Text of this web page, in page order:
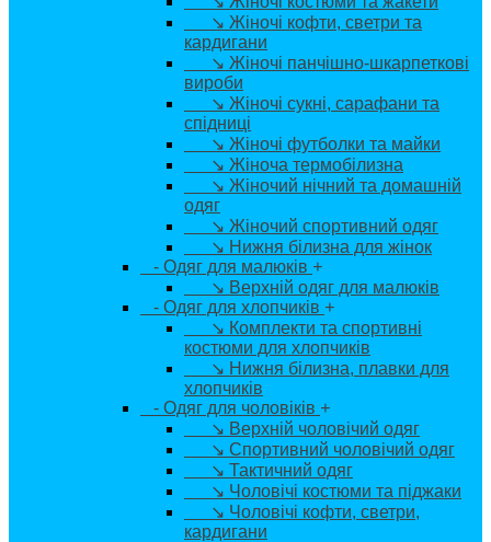
↘ Жіночі кофти, светри та
кардигани
↘ Жіночі панчішно-шкарпеткові
вироби
↘ Жіночі сукні, сарафани та
спідниці
↘ Жіночі футболки та майки
↘ Жіноча термобілизна
↘ Жіночий нічний та домашній
одяг
↘ Жіночий спортивний одяг
↘ Нижня білизна для жінок
- Одяг для малюків +
↘ Верхній одяг для малюків
- Одяг для хлопчиків +
↘ Комплекти та спортивні
костюми для хлопчиків
↘ Нижня білизна, плавки для
хлопчиків
- Одяг для чоловіків +
↘ Верхній чоловічий одяг
↘ Спортивний чоловічий одяг
↘ Тактичний одяг
↘ Чоловічі костюми та піджаки
↘ Чоловічі кофти, светри,
кардигани